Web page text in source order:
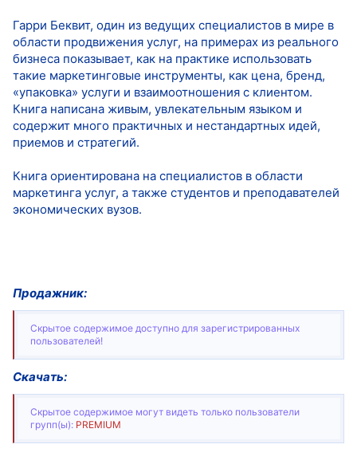
Гарри Беквит, один из ведущих специалистов в мире в
области продвижения услуг, на примерах из реального
бизнеса показывает, как на практике использовать
такие маркетинговые инструменты, как цена, бренд,
«упаковка» услуги и взаимоотношения с клиентом.
Книга написана живым, увлекательным языком и
содержит много практичных и нестандартных идей,
приемов и стратегий.
Книга ориентирована на специалистов в области
маркетинга услуг, а также студентов и преподавателей
экономических вузов.
Продажник:
Скрытое содержимое доступно для зарегистрированных
пользователей!
Скачать:
Скрытое содержимое могут видеть только пользователи
групп(ы): PREMIUM